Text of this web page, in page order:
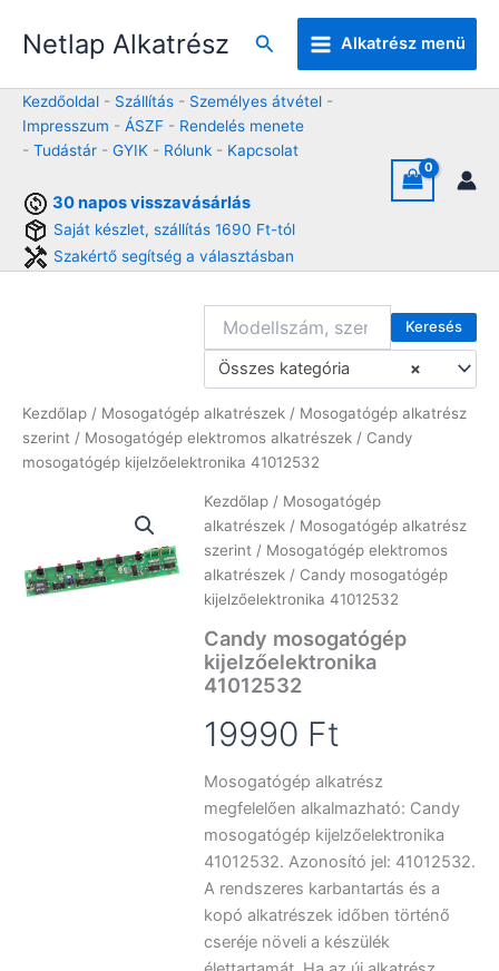
Netlap Alkatrész Keresés Alkatrész menü
Kezdőoldal - Szállítás - Személyes átvétel -
Impresszum - ÁSZF - Rendelés menete
- Tudástár - GYIK - Rólunk - Kapcsolat
30 napos visszavásárlás
Saját készlet, szállítás 1690 Ft-tól
Szakértő segítség a választásban
Keresés
×
Összes kategória
Kezdőlap / Mosogatógép alkatrészek / Mosogatógép alkatrész
szerint / Mosogatógép elektromos alkatrészek / Candy
mosogatógép kijelzőelektronika 41012532
Kezdőlap / Mosogatógép
alkatrészek / Mosogatógép alkatrész
szerint / Mosogatógép elektromos
alkatrészek / Candy mosogatógép
kijelzőelektronika 41012532
Candy mosogatógép
kijelzőelektronika
41012532
19990 Ft
Mosogatógép alkatrész
megfelelően alkalmazható: Candy
mosogatógép kijelzőelektronika
41012532. Azonosító jel: 41012532.
A rendszeres karbantartás és a
kopó alkatrészek időben történő
cseréje növeli a készülék